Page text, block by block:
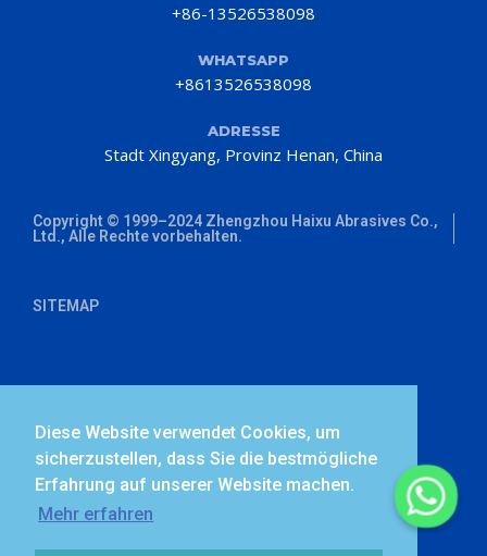
Diese Website verwendet Cookies, um
sicherzustellen, dass Sie die bestmögliche
Erfahrung auf unserer Website machen.
Mehr erfahren
+86-13526538098
WHATSAPP
+8613526538098
ADRESSE
Stadt Xingyang, Provinz Henan, China
Copyright © 1999–2024 Zhengzhou Haixu Abrasives Co.,
Ltd., Alle Rechte vorbehalten.
SITEMAP